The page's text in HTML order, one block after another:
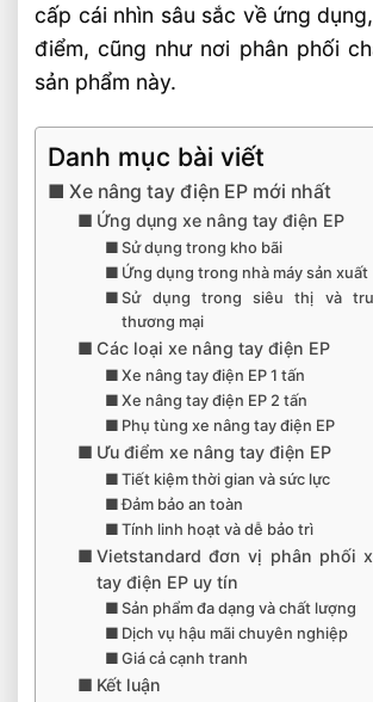
cấp cái nhìn sâu sắc về ứng
điểm, cũng như nơi phân phối
sản phẩm này.
Danh mục bài viết
Xe nâng tay điện EP mới nhất
Ứng dụng xe nâng tay điện EP
Sử dụng trong kho bãi
Ứng dụng trong nhà máy sản xuất
Sử dụng trong siêu thị và
thương mại
Các loại xe nâng tay điện EP
Xe nâng tay điện EP 1 tấn
Xe nâng tay điện EP 2 tấn
Phụ tùng xe nâng tay điện EP
Ưu điểm xe nâng tay điện EP
Tiết kiệm thời gian và sức lực
Đảm bảo an toàn
Tính linh hoạt và dễ bảo trì
Vietstandard đơn vị phân phối
tay điện EP uy tín
Sản phẩm đa dạng và chất lượng
Dịch vụ hậu mãi chuyên nghiệp
Giá cả cạnh tranh
Kết luận